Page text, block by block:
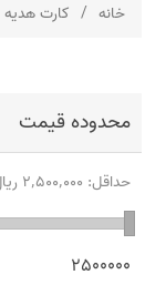
خانه / کارت هدیه
محدوده قیمت
حداقل: 2٬500٬000 ریال
2500000